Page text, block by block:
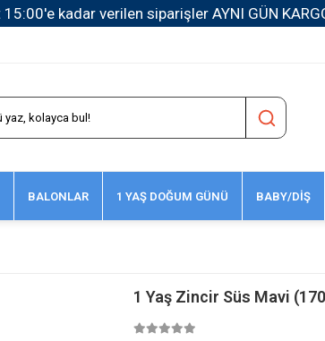
1500 TL ve Üzeri Kargo Ücretsiz!
BALONLAR 1 YAŞ DOĞUM GÜNÜ BABY/DİŞ
1 Yaş Zincir Süs Mavi